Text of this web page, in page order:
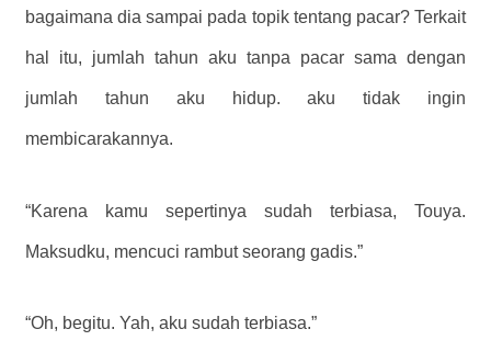
bagaimana dia sampai pada topik tentang pacar? Terkait
hal itu, jumlah tahun aku tanpa pacar sama dengan
jumlah tahun aku hidup. aku tidak ingin
membicarakannya.
“Karena kamu sepertinya sudah terbiasa, Touya.
Maksudku, mencuci rambut seorang gadis.”
“Oh, begitu. Yah, aku sudah terbiasa.”